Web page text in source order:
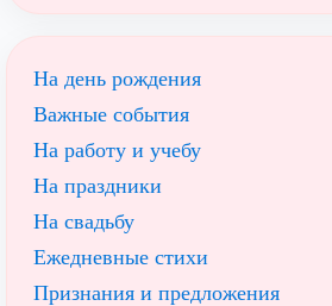
На день рождения
Важные события
На работу и учебу
На праздники
На свадьбу
Ежедневные стихи
Признания и предложения